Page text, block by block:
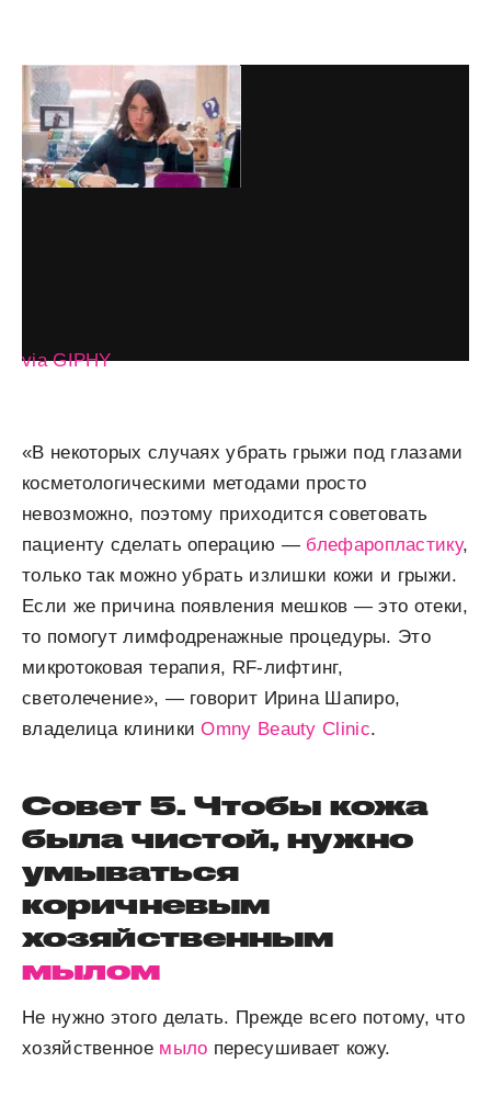
via GIPHY
«В некоторых случаях убрать грыжи под глазами
косметологическими методами просто
невозможно, поэтому приходится советовать
пациенту сделать операцию — блефаропластику,
только так можно убрать излишки кожи и грыжи.
Если же причина появления мешков — это отеки,
то помогут лимфодренажные процедуры. Это
микротоковая терапия, RF-лифтинг,
светолечение», — говорит Ирина Шапиро,
владелица клиникиOmny Beauty Clinic.
Совет 5. Чтобы кожа
была чистой, нужно
умываться
коричневым
хозяйственным
мылом
Не нужно этого делать. Прежде всего потому, что
хозяйственное мыло пересушивает кожу.